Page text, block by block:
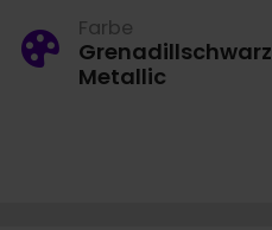
Farbe
Grenadillschwarz
Metallic